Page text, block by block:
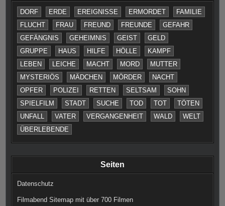
DORF ERDE EREIGNISSE ERMORDET
FAMILIE
FLUCHT
FRAU FREUND FREUNDE
GEFAHR
GEFÄNGNIS
GEHEIMNIS GEIST
GELD
GRUPPE
HAUS HILFE HÖLLE
KAMPF
LEBEN
LEICHE MACHT MORD
MUTTER
MYSTERIÖS
MÄDCHEN MÖRDER
NACHT
OPFER
POLIZEI RETTEN SELTSAM
SOHN
SPIELFILM
STADT SUCHE TOD TOT
TÖTEN
UNFALL
VATER VERGANGENHEIT WALD
WELT
ÜBERLEBENDE
Seiten
Datenschutz
Filmabend Sitemap mit über 700 Filmen